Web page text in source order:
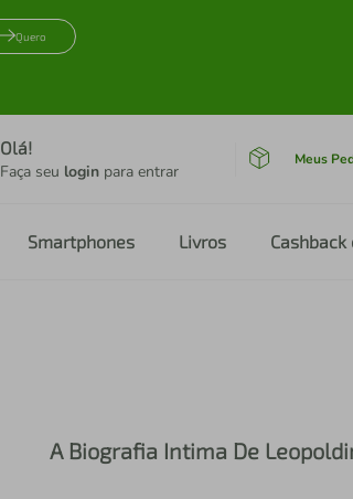
Quero
Olá!
Faça seu login para entrar
Meus
Smartphones Livros
A Biografia Intima De